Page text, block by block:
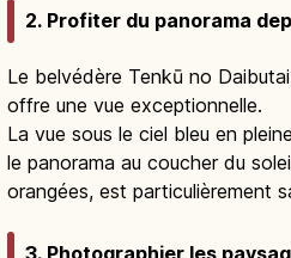
2. Profiter du panorama
Le belvédère Tenkū no
offre une vue exceptionnelle.
La vue sous le ciel bleu en
le panorama au coucher du
orangées, est particulièrement